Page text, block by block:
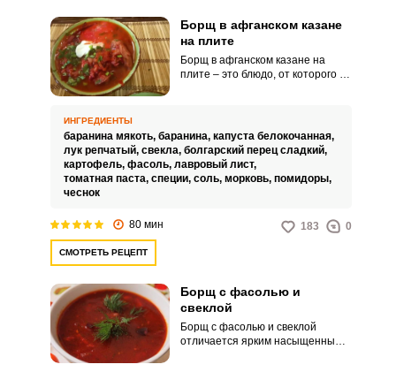
Борщ в афганском казане
на плите
Борщ в афганском казане на
плите – это блюдо, от которого не
отличается от традиционного
способа приготовления.
ИНГРЕДИЕНТЫ
баранина мякоть, баранина, капуста белокочанная,
лук репчатый, свекла, болгарский перец сладкий,
картофель, фасоль, лавровый лист,
томатная паста, специи, соль, морковь, помидоры,
чеснок
80 мин 183 0
СМОТРЕТЬ РЕЦЕПТ
Борщ с фасолью и
свеклой
Борщ с фасолью и свеклой
отличается ярким насыщенным